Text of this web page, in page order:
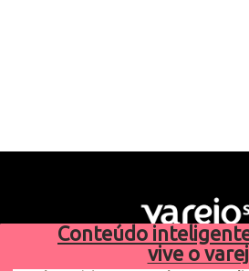
Conteúdo
vive o